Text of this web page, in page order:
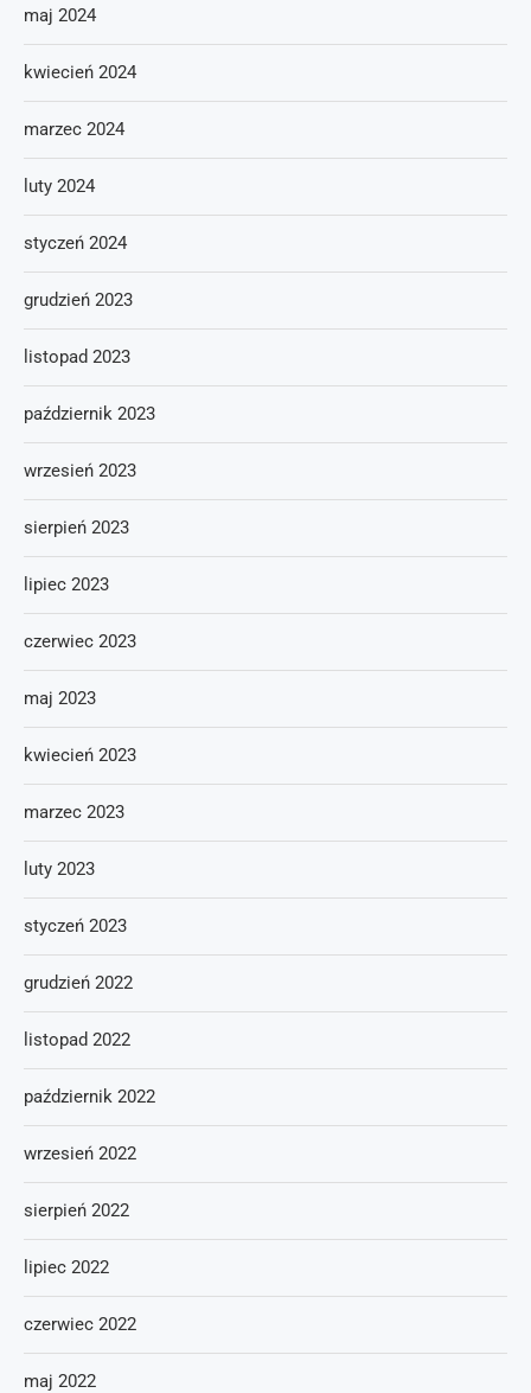
maj 2024
kwiecień 2024
marzec 2024
luty 2024
styczeń 2024
grudzień 2023
listopad 2023
październik 2023
wrzesień 2023
sierpień 2023
lipiec 2023
czerwiec 2023
maj 2023
kwiecień 2023
marzec 2023
luty 2023
styczeń 2023
grudzień 2022
listopad 2022
październik 2022
wrzesień 2022
sierpień 2022
lipiec 2022
czerwiec 2022
maj 2022